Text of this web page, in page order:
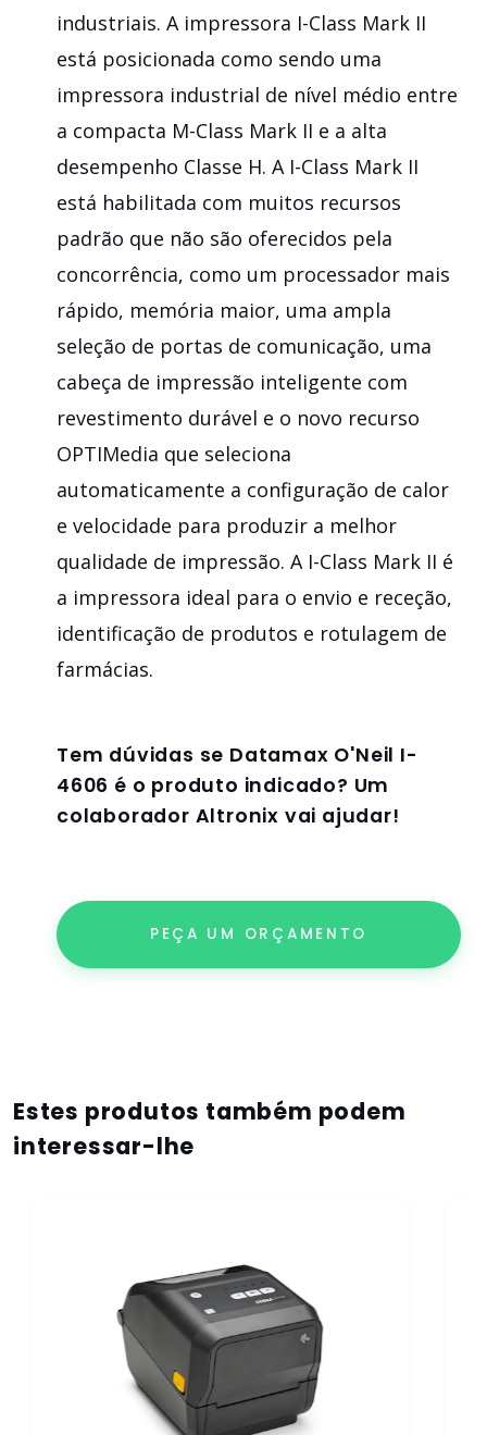
industriais. A impressora I-Class Mark II
está posicionada como sendo uma
impressora industrial de nível médio entre
a compacta M-Class Mark II e a alta
desempenho Classe H. A I-Class Mark II
está habilitada com muitos recursos
padrão que não são oferecidos pela
concorrência, como um processador mais
rápido, memória maior, uma ampla
seleção de portas de comunicação, uma
cabeça de impressão inteligente com
revestimento durável e o novo recurso
OPTIMedia que seleciona
automaticamente a configuração de calor
e velocidade para produzir a melhor
qualidade de impressão. A I-Class Mark II é
a impressora ideal para o envio e receção,
identificação de produtos e rotulagem de
farmácias.
Tem dúvidas se Datamax O'Neil I-
4606 é o produto indicado? Um
colaborador Altronix vai ajudar!
PEÇA UM ORÇAMENTO
Estes produtos também podem
interessar-lhe